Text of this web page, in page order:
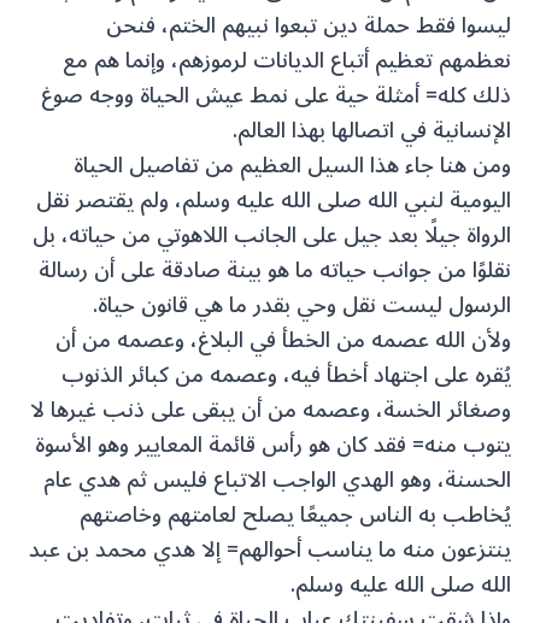
ليسوا فقط حملة دين تبعوا نبيهم الختم، فنحن
نعظمهم تعظيم أتباع الديانات لرموزهم، وإنما هم مع
ذلك كله= أمثلة حية على نمط عيش الحياة ووجه صوغ
الإنسانية في اتصالها بهذا العالم.
ومن هنا جاء هذا السيل العظيم من تفاصيل الحياة
اليومية لنبي الله صلى الله عليه وسلم، ولم يقتصر نقل
الرواة جيلًا بعد جيل على الجانب اللاهوتي من حياته، بل
نقلوًا من جوانب حياته ما هو بينة صادقة على أن رسالة
الرسول ليست نقل وحي بقدر ما هي قانون حياة.
ولأن الله عصمه من الخطأ في البلاغ، وعصمه من أن
يُقره على اجتهاد أخطأ فيه، وعصمه من كبائر الذنوب
وصغائر الخسة، وعصمه من أن يبقى على ذنب غيرها لا
يتوب منه= فقد كان هو رأس قائمة المعايير وهو الأسوة
الحسنة، وهو الهدي الواجب الاتباع فليس ثم هدي عام
يُخاطب به الناس جميعًا يصلح لعامتهم وخاصتهم
ينتزعون منه ما يناسب أحوالهم= إلا هدي محمد بن عبد
الله صلى الله عليه وسلم.